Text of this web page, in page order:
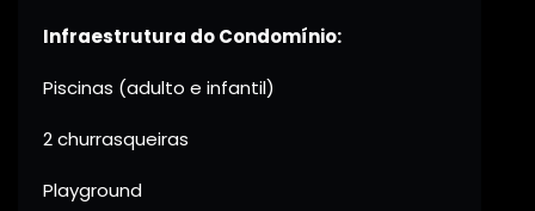
Infraestrutura do Condomínio:
Piscinas (adulto e infantil)
2 churrasqueiras
Playground